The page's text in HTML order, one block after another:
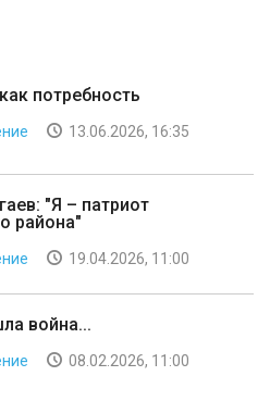
потребность
13.06.2026, 16:35
"Я – патриот
района"
19.04.2026, 11:00
война...
08.02.2026, 11:00